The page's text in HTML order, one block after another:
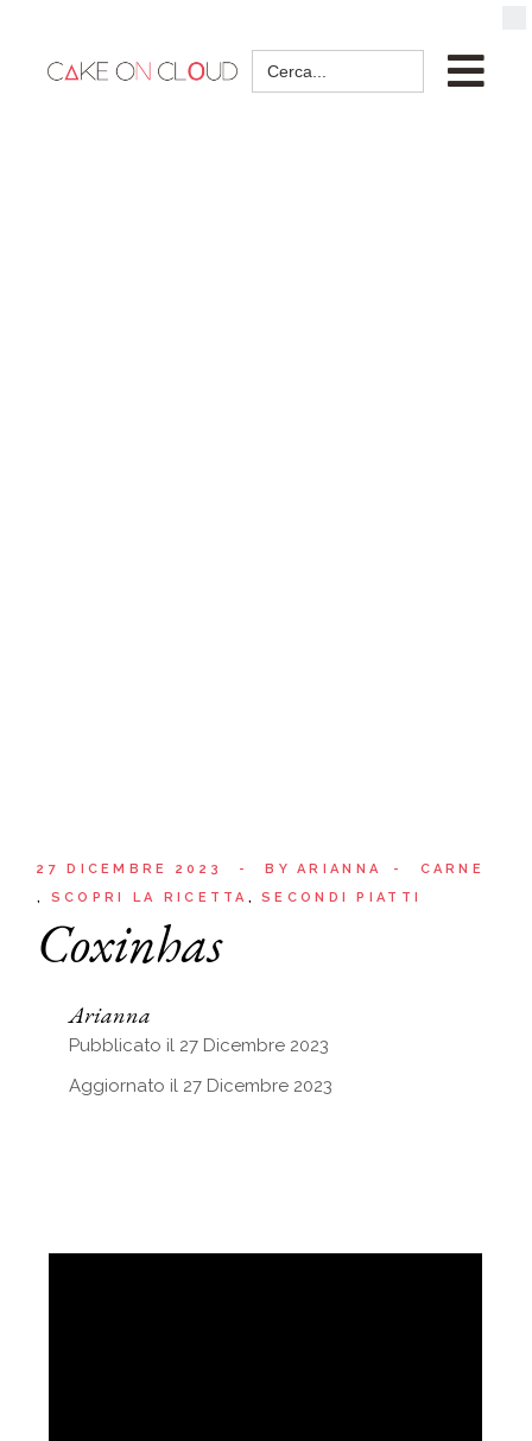
Search
for:
27 DICEMBRE 2023 BY ARIANNA
CARNE
SCOPRI LA RICETTA
SECONDI PIATTI
Coxinhas
Arianna
Pubblicato il 27 Dicembre 2023
Aggiornato il 27 Dicembre 2023